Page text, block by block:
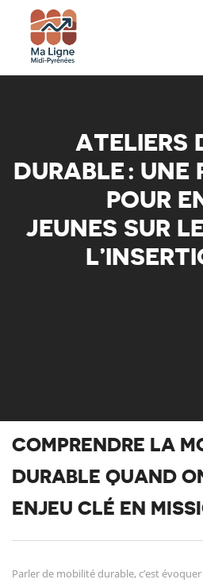
ATELIERS
DURABLE : UNE
POUR
JEUNES SUR
COMPRENDRE LA
DURABLE QUAND
ENJEU CLÉ EN
Parler de mobilité durable, c’est